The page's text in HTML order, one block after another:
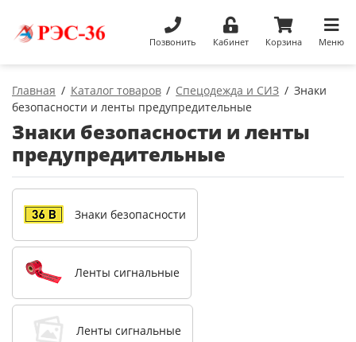
Позвонить Кабинет Корзина Меню
Главная Каталог товаров Спецодежда и СИЗ
Знаки
безопасности и ленты предупредительные
Знаки безопасности и ленты
предупредительные
Знаки безопасности
Ленты сигнальные
Ленты сигнальные